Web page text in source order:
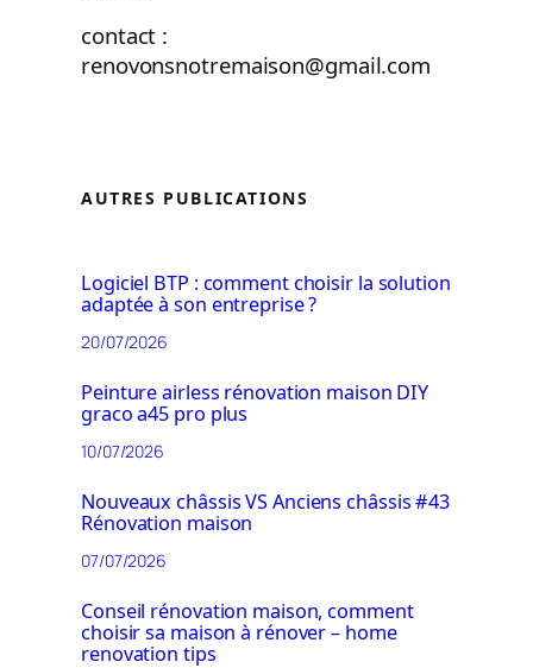
contact :
renovonsnotremaison@gmail.com
AUTRES PUBLICATIONS
Logiciel BTP : comment choisir la solution
adaptée à son entreprise ?
20/07/2026
Peinture airless rénovation maison DIY
graco a45 pro plus
10/07/2026
Nouveaux châssis VS Anciens châssis #43
Rénovation maison
07/07/2026
Conseil rénovation maison, comment
choisir sa maison à rénover – home
renovation tips